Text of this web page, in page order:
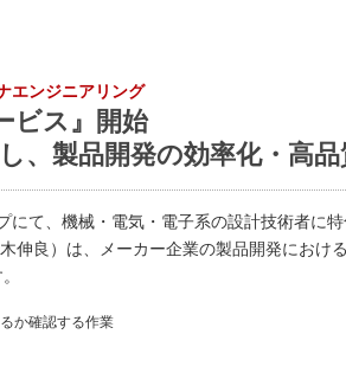
エンジニアリング
ビス』開始
、製品開発の効率化・高
にて、機械・電気・電子系の設計技術者に
伸良）は、メーカー企業の製品開発におけ
か確認する作業